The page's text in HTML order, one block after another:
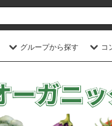
グループから探す コ